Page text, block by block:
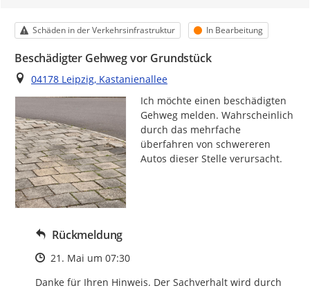
Kategorie
Schäden in der Verkehrsinfrastruktur Status
In Bearbeitung
Beschädigter Gehweg vor Grundstück
Ort
04178 Leipzig, Kastanienallee
Ich möchte einen beschädigten
Gehweg melden. Wahrscheinlich
durch das mehrfache
überfahren von schwereren
Autos dieser Stelle verursacht.
Rückmeldung
Zeitpunkt des Erstellens
21. Mai um 07:30
Danke für Ihren Hinweis. Der Sachverhalt wird durch